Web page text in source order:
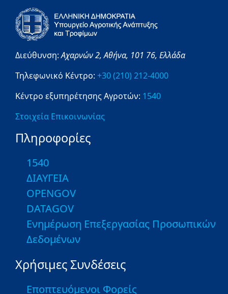
Διεύθυνση:Αχαρνών 2,Αθήνα, 101 76, Ελλάδα
Τηλεφωνικό Κέντρο: +30 (210) 212-4000
Κέντρο εξυπηρέτησης Αγροτών: 1540
Στοιχεία Επικοινωνίας
Πληροφορίες
1540
ΔΙΑΥΓΕΙΑ
OPENGOV
DATAGOV
Ενημέρωση Επεξεργασίας Προσωπικών
Δεδομένων
Χρήσιμες Συνδέσεις
Εποπτευόμενοι Φορείς